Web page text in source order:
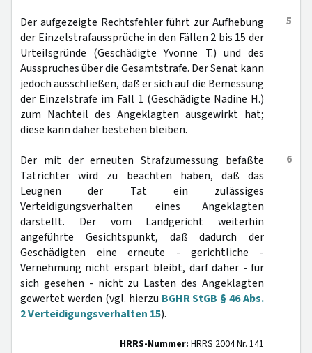
5
Der aufgezeigte Rechtsfehler führt zur Aufhebung
der Einzelstrafaussprüche in den Fällen 2 bis 15 der
Urteilsgründe (Geschädigte Yvonne T.) und des
Ausspruches über die Gesamtstrafe. Der Senat kann
jedoch ausschließen, daß er sich auf die Bemessung
der Einzelstrafe im Fall 1 (Geschädigte Nadine H.)
zum Nachteil des Angeklagten ausgewirkt hat;
diese kann daher bestehen bleiben.
6
Der mit der erneuten Strafzumessung befaßte
Tatrichter wird zu beachten haben, daß das
Leugnen der Tat ein zulässiges
Verteidigungsverhalten eines Angeklagten
darstellt. Der vom Landgericht weiterhin
angeführte Gesichtspunkt, daß dadurch der
Geschädigten eine erneute - gerichtliche -
Vernehmung nicht erspart bleibt, darf daher - für
sich gesehen - nicht zu Lasten des Angeklagten
gewertet werden (vgl. hierzu BGHR StGB § 46 Abs.
2 Verteidigungsverhalten 15).
HRRS-Nummer: HRRS 2004 Nr. 141